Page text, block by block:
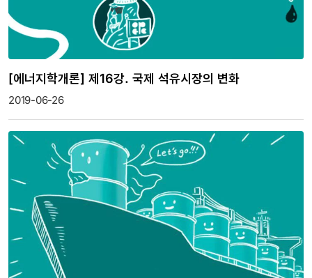
[에너지학개론] 제16강. 국제 석유시장의 변화
2019-06-26